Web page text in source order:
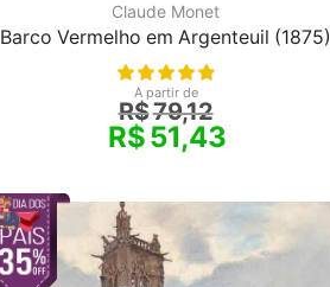
Claude Monet
Barco Vermelho em Argenteuil (1875)
A partir de
R$79,12
R$51,43